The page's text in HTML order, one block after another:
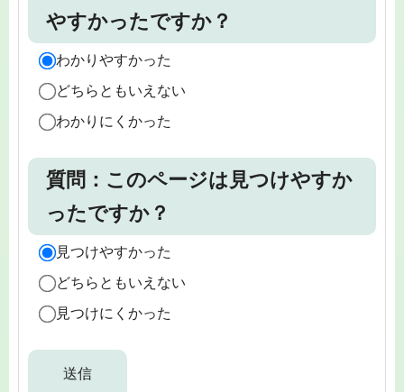
やすかったですか？
わかりやすかった
どちらともいえない
わかりにくかった
質問：このページは見つけやすか
ったですか？
見つけやすかった
どちらともいえない
見つけにくかった